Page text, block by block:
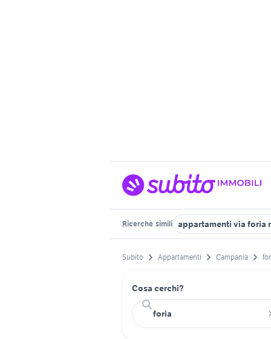
Ricerche simili appartamenti via foria
Subito Appartamenti Campania
Cosa cerchi?